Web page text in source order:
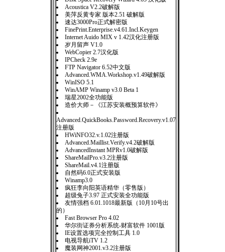
Acoustica V2.2破解版
美萍反黄专家 版本2.51 破解版
速达3000Pro正式解密版
FinePrint.Enterprise.v4.61.Incl.Keygen
Internet Auido MIX v 1.42汉化注册版
岁月留声 V1.0
WebCopier 2.7汉化版
IPCheck 2.9e
FTP Navigator 6.52中文版
Advanced.WMA.Workshop.v1.49破解版
WinISO 5.1
WinAMP Winamp v3.0 Beta 1
瑞星2002全功能版
造价大师－《江苏安装概预算软件》
Advanced.QuickBooks.Password.Recovery.v1.07
注册版
HWiNFO32.v.1.02注册版
Advanced.Maillist.Verify.v4.2破解版
AdvancedInstant MPRv1.0破解版
ShareMailPro.v3.2注册版
ShareMail.v4.1注册版
自然码6.0正式安装版
Winamp3.0
疯狂李向阳英语精华（零售版）
超级兔子3.97 正式安装全功能版
友情强档 6.01.1018最新版（10月10号出
的）
Fast Browser Pro 4.02
华尔街证券分析系统-财富软件 1001版
IE设置选项完全控制工具 1.0
电视导航iTV 1.2
魔装网神2001.v3.2注册版